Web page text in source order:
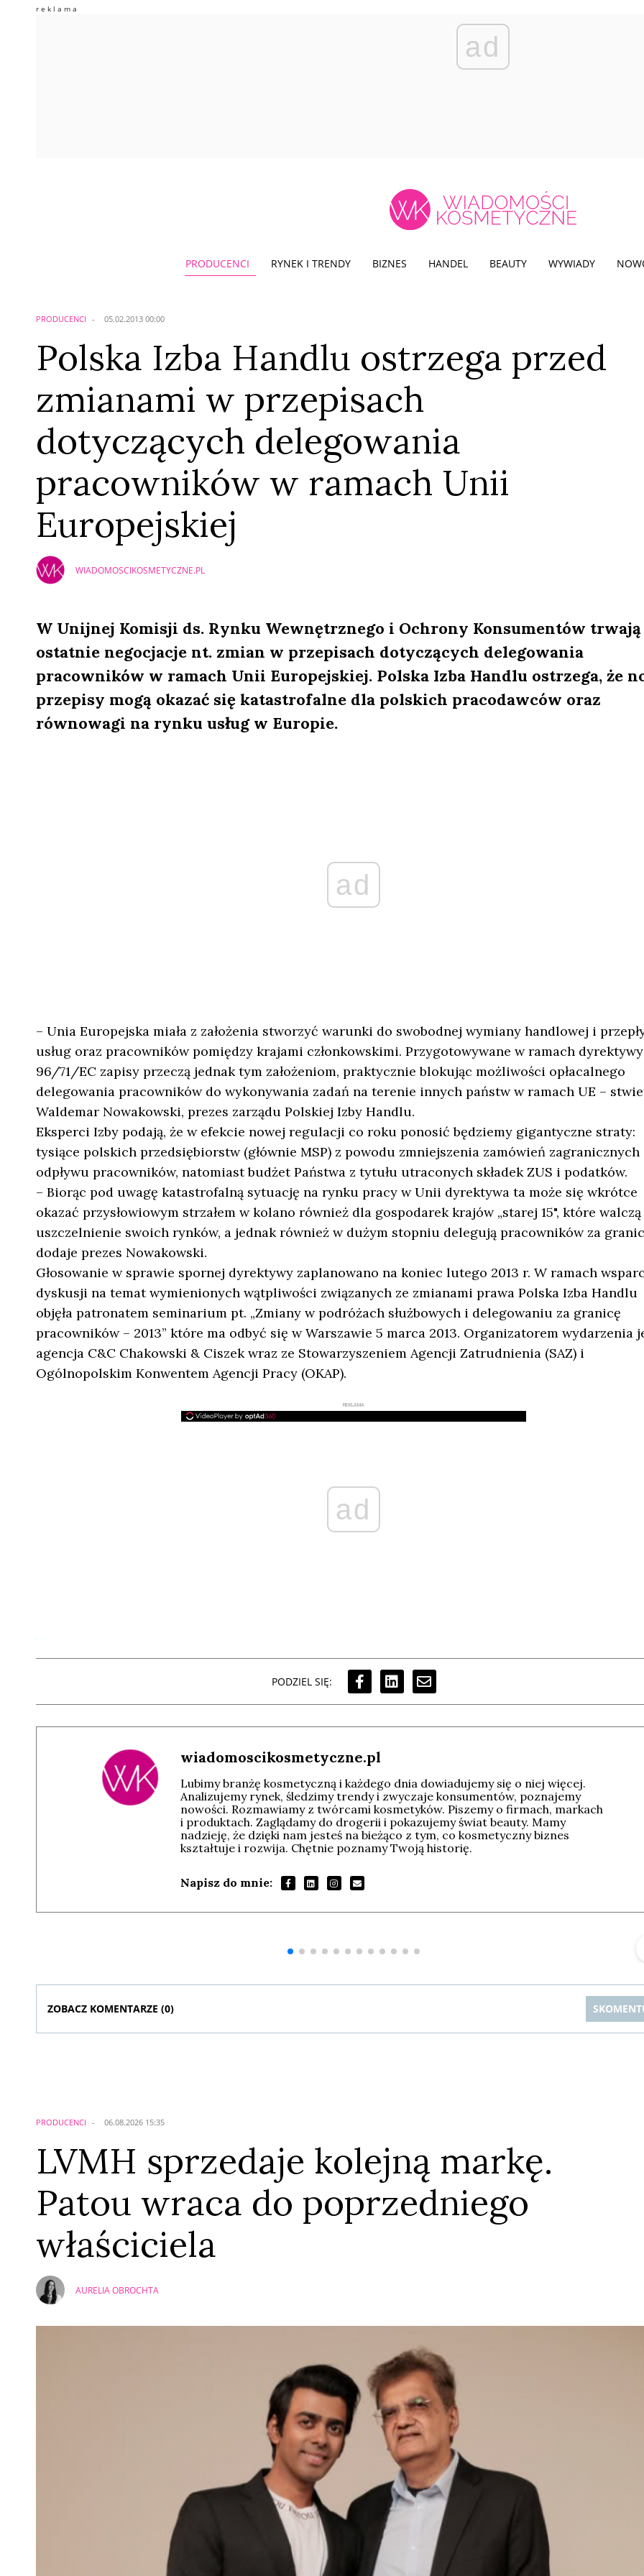
ad
PRODUCENCI RYNEK I TRENDY BIZNES HANDEL BEAUTY WYWIADY
PRODUCENCI 05.02.2013 00:00
Polska Izba Handlu ostrzega przed
zmianami w przepisach
dotyczących delegowania
pracowników w ramach Unii
Europejskiej
WIADOMOSCIKOSMETYCZNE.PL
W Unijnej Komisji ds. Rynku Wewnętrznego i Ochrony Konsumentów trwają
ostatnie negocjacje nt. zmian w przepisach dotyczących delegowania
pracowników w ramach Unii Europejskiej. Polska Izba Handlu ostrzega, że
przepisy mogą okazać się katastrofalne dla polskich pracodawców oraz
równowagi na rynku usług w Europie.
ad
– Unia Europejska miała z założenia stworzyć warunki do swobodnej wymiany handlowej i
usług oraz pracowników pomiędzy krajami członkowskimi. Przygotowywane w ramach dyrektywy
96/71/EC zapisy przeczą jednak tym założeniom, praktycznie blokując możliwości opłacalnego
delegowania pracowników do wykonywania zadań na terenie innych państw w ramach UE –
Waldemar Nowakowski, prezes zarządu Polskiej Izby Handlu.
Eksperci Izby podają, że w efekcie nowej regulacji co roku ponosić będziemy gigantyczne straty:
tysiące polskich przedsiębiorstw (głównie MSP) z powodu zmniejszenia zamówień zagranicznych
odpływu pracowników, natomiast budżet Państwa z tytułu utraconych składek ZUS i podatków.
– Biorąc pod uwagę katastrofalną sytuację na rynku pracy w Unii dyrektywa ta może się wkrótce
okazać przysłowiowym strzałem w kolano również dla gospodarek krajów „starej 15", które walczą
uszczelnienie swoich rynków, a jednak również w dużym stopniu delegują pracowników za
dodaje prezes Nowakowski.
Głosowanie w sprawie spornej dyrektywy zaplanowano na koniec lutego 2013 r. W ramach
dyskusji na temat wymienionych wątpliwości związanych ze zmianami prawa Polska Izba Handlu
objęła patronatem seminarium pt. „Zmiany w podróżach służbowych i delegowaniu za granicę
pracowników – 2013” które ma odbyć się w Warszawie 5 marca 2013. Organizatorem wydarzenia
agencja C&C Chakowski & Ciszek wraz ze Stowarzyszeniem Agencji Zatrudnienia (SAZ) i
Ogólnopolskim Konwentem Agencji Pracy (OKAP).
REKLAMA
ad
PODZIEL SIĘ:
wiadomoscikosmetyczne.pl
Lubimy branżę kosmetyczną i każdego dnia dowiadujemy się o niej więcej.
Analizujemy rynek, śledzimy trendy i zwyczaje konsumentów, poznajemy
nowości. Rozmawiamy z twórcami kosmetyków. Piszemy o firmach, markach
i produktach. Zaglądamy do drogerii i pokazujemy świat beauty. Mamy
nadzieję, że dzięki nam jesteś na bieżąco z tym, co kosmetyczny biznes
kształtuje i rozwija. Chętnie poznamy Twoją historię.
Napisz do mnie:
Sterniccy
Sterniccy
Michał Stężalski FineDiningWeek
ZOBACZ KOMENTARZE (0)
Anuluj
Prześlij komentarz
PRODUCENCI 06.08.2026 15:35
LVMH sprzedaje kolejną markę.
Patou wraca do poprzedniego
właściciela
AURELIA OBROCHTA